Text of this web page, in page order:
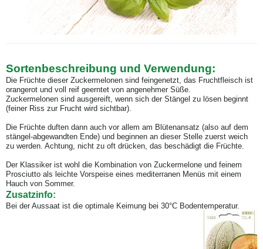
Sortenbeschreibung und Verwendung:
Die Früchte dieser Zuckermelonen sind feingenetzt, das Fruchtfleisch ist
orangerot und voll reif geerntet von angenehmer Süße.
Zuckermelonen sind ausgereift, wenn sich der Stängel zu lösen beginnt
(feiner Riss zur Frucht wird sichtbar).
Die Früchte duften dann auch vor allem am Blütenansatz (also auf dem
stängel-abgewandten Ende) und beginnen an dieser Stelle zuerst weich
zu werden. Achtung, nicht zu oft drücken, das beschädigt die Früchte.
Der Klassiker ist wohl die Kombination von Zuckermelone und feinem
Prosciutto als leichte Vorspeise eines mediterranen Menüs mit einem
Hauch von Sommer.
Zusatzinfo:
Bei der Aussaat ist die optimale Keimung bei 30°C Bodentemperatur.